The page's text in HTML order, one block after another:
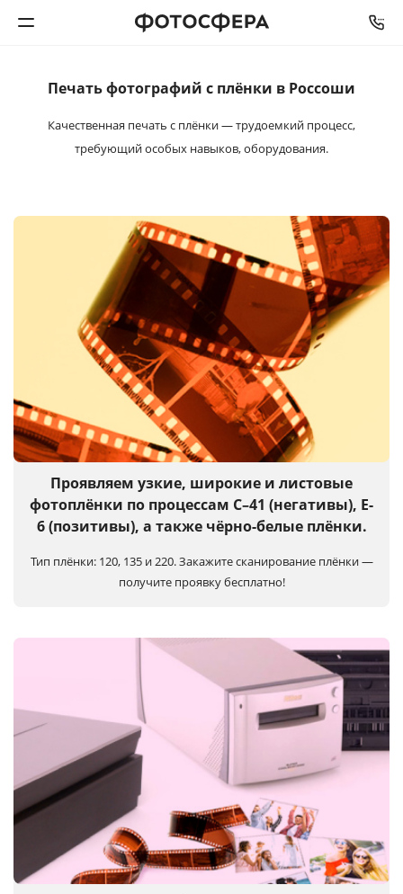
Печать фото
Интерьерная печать
Багетная мастерская
Услуги и сервис
Печать фотографий с плёнки в Россоши
Качественная печать с плёнки — трудоемкий процесс,
требующий особых навыков, оборудования.
Проявляем узкие, широкие и листовые
фотоплёнки по процессам C–41 (негативы), E-
6 (позитивы), а также чёрно-белые плёнки.
Тип плёнки: 120, 135 и 220.Закажите сканирование плёнки —
получите проявку бесплатно!